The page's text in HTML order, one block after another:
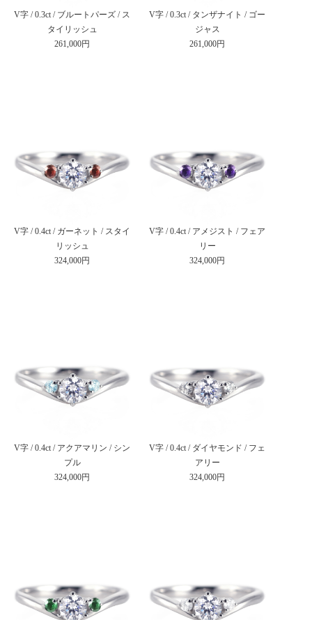
V字 / 0.3ct / ブルートパーズ / ス
タイリッシュ
261,000円
V字 / 0.3ct / タンザナイト / ゴー
ジャス
261,000円
V字 / 0.4ct / ガーネット / スタイ
リッシュ
324,000円
V字 / 0.4ct / アメジスト / フェア
リー
324,000円
V字 / 0.4ct / アクアマリン / シン
プル
324,000円
V字 / 0.4ct / ダイヤモンド / フェ
アリー
324,000円